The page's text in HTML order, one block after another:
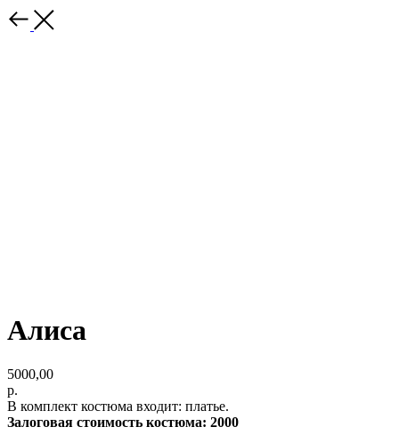
Алиса
5000,00
р.
В комплект костюма входит: платье.
Залоговая стоимость костюма: 2000